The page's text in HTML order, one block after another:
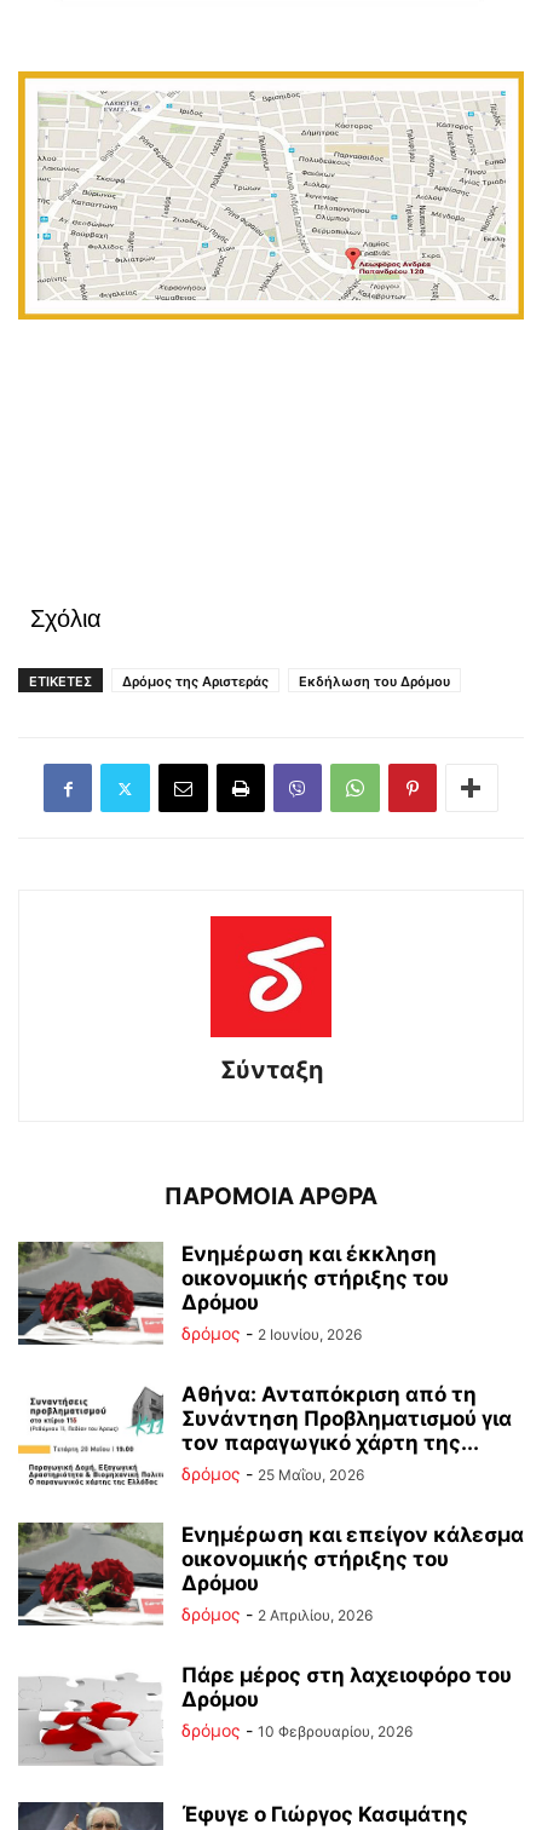
Σχόλια
ΕΤΙΚΕΤΕΣ Δρόμος της Αριστεράς Εκδήλωση του Δρόμου
Σύνταξη
ΠΑΡΟΜΟΙΑ ΑΡΘΡΑ
Ενημέρωση και έκκληση
οικονομικής στήριξης του
Δρόμου
δρόμος - 2 Ιουνίου, 2026
Αθήνα: Ανταπόκριση από τη
Συνάντηση Προβληματισμού για
τον παραγωγικό χάρτη της...
δρόμος - 25 Μαΐου, 2026
Ενημέρωση και επείγον κάλεσμα
οικονομικής στήριξης του
Δρόμου
δρόμος - 2 Απριλίου, 2026
Πάρε μέρος στη λαχειοφόρο του
Δρόμου
δρόμος - 10 Φεβρουαρίου, 2026
Έφυγε ο Γιώργος Κασιμάτης